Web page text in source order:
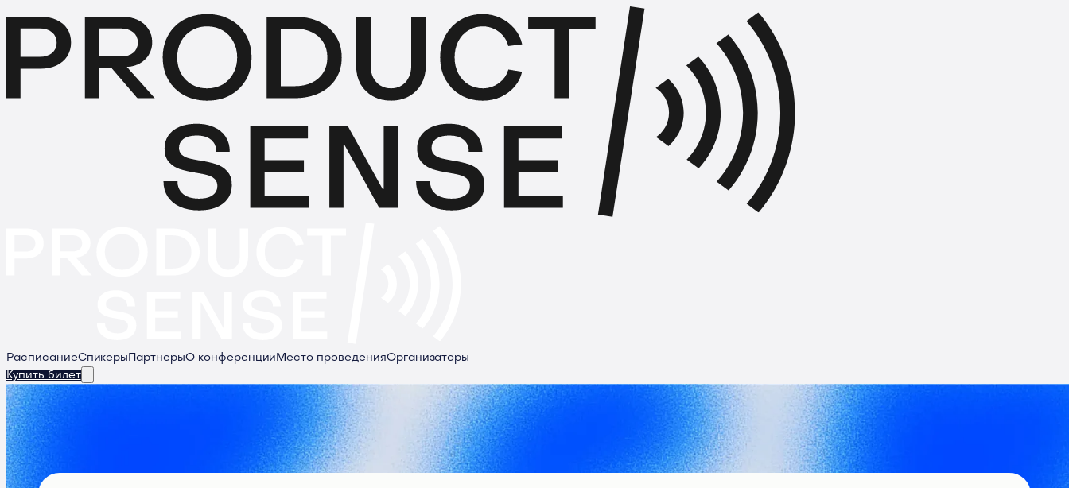
РасписаниеСпикеры ПартнерыО конференции Место проведенияОрганизаторы
Купить билет